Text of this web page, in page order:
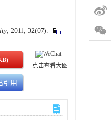
, 2011, 32(07).
引用
点击查看大图